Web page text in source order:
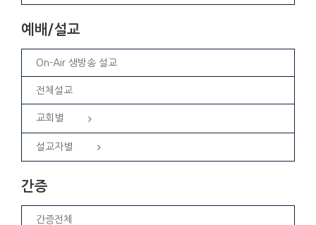
예배/설교
On-Air 생방송 설교
전체설교
교회별
설교자별
간증
간증전체